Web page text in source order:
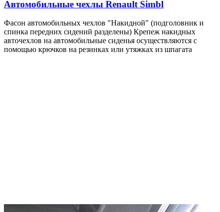
Автомобильные чехлы Renault Simbl
Фасон автомобильных чехлов "Накидной" (подголовник и
спинка передних сидений разделены) Крепеж накидных
авточехлов на автомобильные сиденья осуществляются с
помощью крючков на резинках или утяжках из шпагата